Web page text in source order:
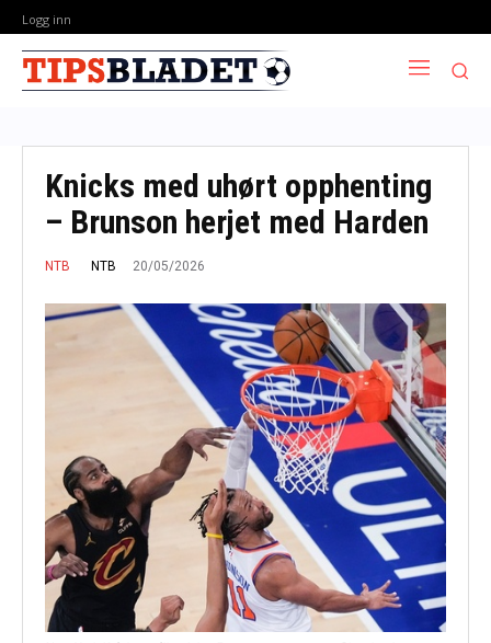
Logg inn
Knicks med uhørt opphenting
– Brunson herjet med Harden
NTB NTB 20/05/2026